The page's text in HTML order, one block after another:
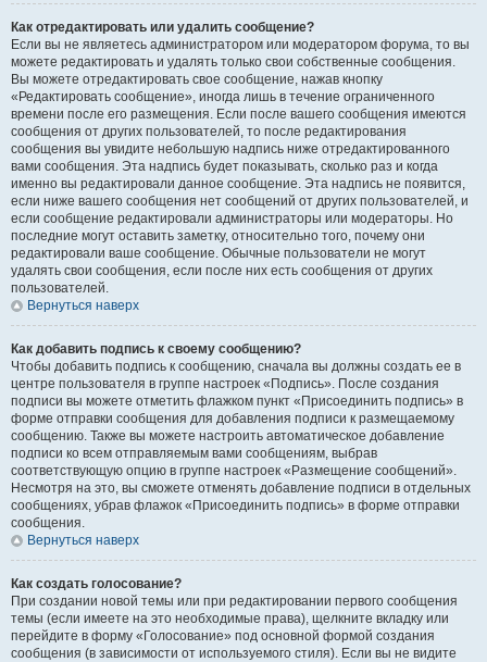
Как отредактировать или удалить сообщение?
Если вы не являетесь администратором или модератором форума, то вы
можете редактировать и удалять только свои собственные сообщения.
Вы можете отредактировать свое сообщение, нажав кнопку
«Редактировать сообщение», иногда лишь в течение ограниченного
времени после его размещения. Если после вашего сообщения имеются
сообщения от других пользователей, то после редактирования
сообщения вы увидите небольшую надпись ниже отредактированного
вами сообщения. Эта надпись будет показывать, сколько раз и когда
именно вы редактировали данное сообщение. Эта надпись не появится,
если ниже вашего сообщения нет сообщений от других пользователей, и
если сообщение редактировали администраторы или модераторы. Но
последние могут оставить заметку, относительно того, почему они
редактировали ваше сообщение. Обычные пользователи не могут
удалять свои сообщения, если после них есть сообщения от других
пользователей.
Вернуться наверх
Как добавить подпись к своему сообщению?
Чтобы добавить подпись к сообщению, сначала вы должны создать ее в
центре пользователя в группе настроек «Подпись». После создания
подписи вы можете отметить флажком пункт «Присоединить подпись» в
форме отправки сообщения для добавления подписи к размещаемому
сообщению. Также вы можете настроить автоматическое добавление
подписи ко всем отправляемым вами сообщениям, выбрав
соответствующую опцию в группе настроек «Размещение сообщений».
Несмотря на это, вы сможете отменять добавление подписи в отдельных
сообщениях, убрав флажок «Присоединить подпись» в форме отправки
сообщения.
Вернуться наверх
Как создать голосование?
При создании новой темы или при редактировании первого сообщения
темы (если имеете на это необходимые права), щелкните вкладку или
перейдите в форму «Голосование» под основной формой создания
сообщения (в зависимости от используемого стиля). Если вы не видите